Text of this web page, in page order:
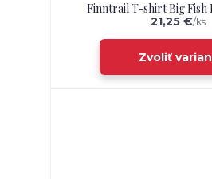
Finntrail T-shirt Big Fish
21,25 €/ks
Zvoliť